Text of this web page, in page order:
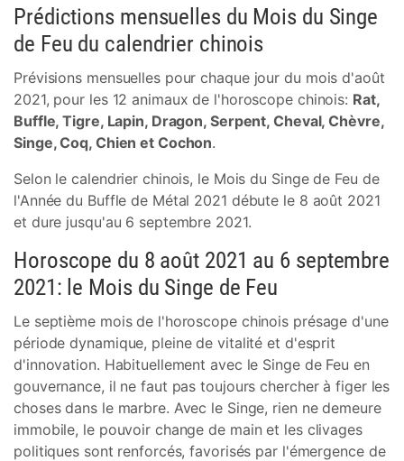
Prédictions mensuelles du Mois du Singe
de Feu du calendrier chinois
Prévisions mensuelles pour chaque jour du mois d'août
2021, pour les 12 animaux de l'horoscope chinois: Rat,
Buffle, Tigre, Lapin, Dragon, Serpent, Cheval, Chèvre,
Singe, Coq, Chien et Cochon.
Selon le calendrier chinois, le Mois du Singe de Feu de
l'Année du Buffle de Métal 2021 débute le 8 août 2021
et dure jusqu'au 6 septembre 2021.
Horoscope du 8 août 2021 au 6 septembre
2021: le Mois du Singe de Feu
Le septième mois de l'horoscope chinois présage d'une
période dynamique, pleine de vitalité et d'esprit
d'innovation. Habituellement avec le Singe de Feu en
gouvernance, il ne faut pas toujours chercher à figer les
choses dans le marbre. Avec le Singe, rien ne demeure
immobile, le pouvoir change de main et les clivages
politiques sont renforcés, favorisés par l'émergence de